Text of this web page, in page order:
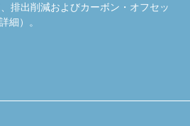
排出削減およびカーボン・オフセッ
詳細）。